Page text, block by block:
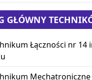
Warszawy
:
GŁÓWNY
Łączności nr 14
Mechatroniczne